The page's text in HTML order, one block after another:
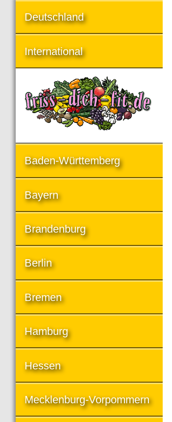
Deutschland
International
Baden-Württemberg
Bayern
Brandenburg
Berlin
Bremen
Hamburg
Hessen
Mecklenburg-Vorpommern